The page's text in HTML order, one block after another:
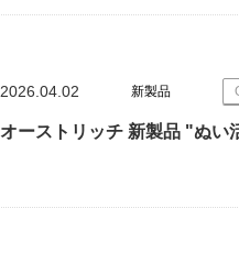
2026.04.02 新製品
オーストリッチ 新製品 "ぬい